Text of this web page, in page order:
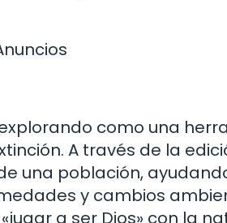
como una
A través de la
una población,
y cambios
a ser Dios» con la